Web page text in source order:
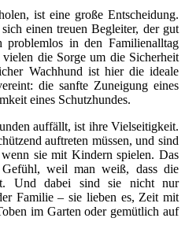
ist eine große Entscheidung.
einen treuen Begleiter, der gut
in den Familienalltag
die Sorge um die Sicherheit
Wachhund ist hier die ideale
die sanfte Zuneigung eines
eines Schutzhundes.
auffällt, ist ihre Vielseitigkeit.
auftreten müssen, und sind
sie mit Kindern spielen. Das
weil man weiß, dass die
Und dabei sind sie nicht nur
Familie – sie lieben es, Zeit mit
im Garten oder gemütlich auf